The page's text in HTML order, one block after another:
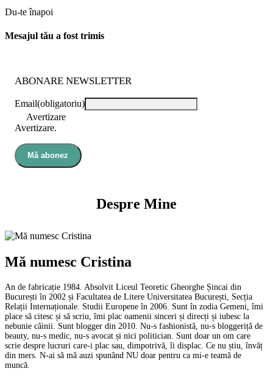
Du-te înapoi
Mesajul tău a fost trimis
ABONARE NEWSLETTER
Email(obligatoriu)
Avertizare
Avertizare.
Mă abonez
Despre Mine
Mă numesc Cristina
An de fabricație 1984. Absolvit Liceul Teoretic Gheorghe Șincai din
București în 2002 și Facultatea de Litere Universitatea București, Secția
Relații Internaționale. Studii Europene în 2006. Sunt în zodia Gemeni, îmi
place să citesc și să scriu, îmi plac oamenii sinceri și direcți și iubesc la
nebunie câinii. Sunt blogger din 2010. Nu-s fashionistă, nu-s bloggeriță de
beauty, nu-s medic, nu-s avocat și nici politician. Sunt doar un om care
scrie despre lucruri care-i plac sau, dimpotrivă, îi displac. Ce nu știu, învăț
din mers. N-ai să mă auzi spunând NU doar pentru ca mi-e teamă de
muncă.